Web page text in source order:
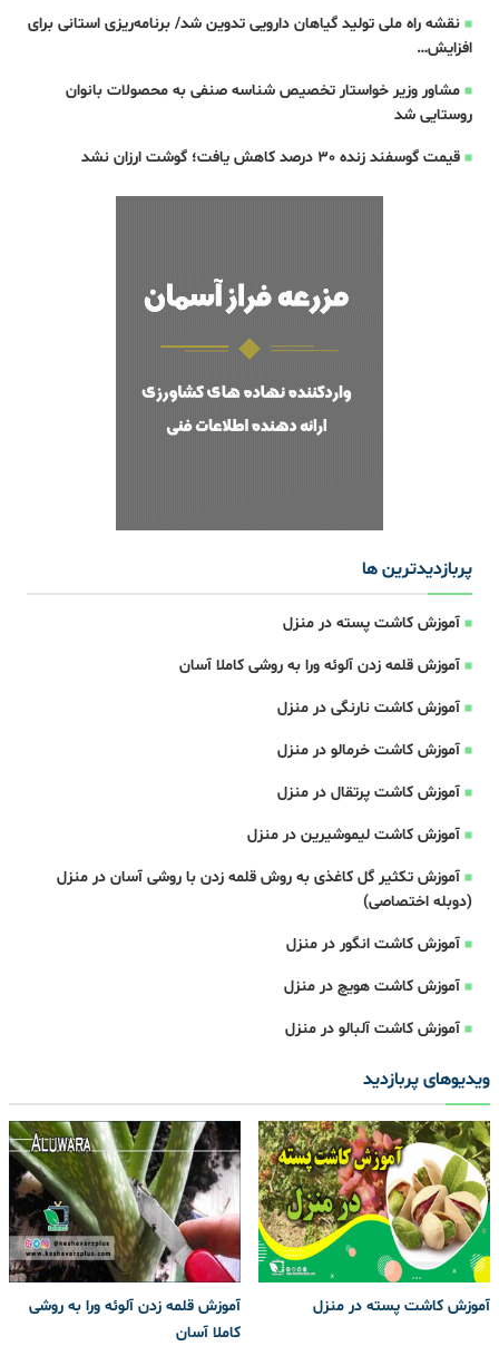
نقشه راه ملی تولید گیاهان دارویی تدوین شد/ برنامه‌ریزی استانی برای
افزایش…
مشاور وزیر خواستار تخصیص شناسه صنفی به محصولات بانوان
روستایی شد
قیمت گوسفند زنده 30 درصد کاهش یافت؛ گوشت ارزان نشد
پربازدیدترین ها
آموزش کاشت پسته در منزل
آموزش قلمه زدن آلوئه ورا به روشی کاملا آسان
آموزش کاشت نارنگی در منزل
آموزش کاشت خرمالو در منزل
آموزش کاشت پرتقال در منزل
آموزش کاشت لیموشیرین در منزل
آموزش تکثیر گل کاغذی به روش قلمه زدن با روشی آسان در منزل
(دوبله اختصاصی)
آموزش کاشت انگور در منزل
آموزش کاشت هویچ در منزل
آموزش کاشت آلبالو در منزل
ویدیوهای پربازدید
آموزش کاشت پسته در منزل
آموزش قلمه زدن آلوئه ورا به روشی
کاملا آسان